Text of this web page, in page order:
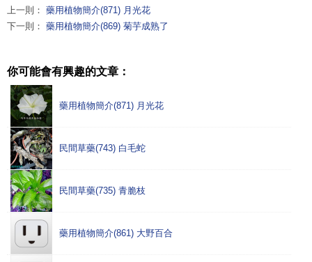
上一則： 藥用植物簡介(871) 月光花
下一則： 藥用植物簡介(869) 菊芋成熟了
你可能會有興趣的文章：
藥用植物簡介(871) 月光花
民間草藥(743) 白毛蛇
民間草藥(735) 青脆枝
藥用植物簡介(861) 大野百合